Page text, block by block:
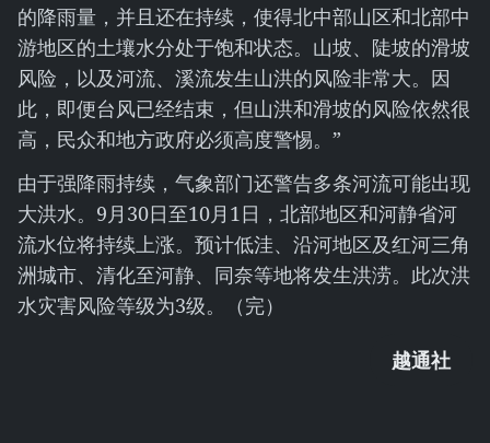
的降雨量，并且还在持续，使得北中部山区和北部中
游地区的土壤水分处于饱和状态。山坡、陡坡的滑坡
风险，以及河流、溪流发生山洪的风险非常大。因
此，即便台风已经结束，但山洪和滑坡的风险依然很
高，民众和地方政府必须高度警惕。”
由于强降雨持续，气象部门还警告多条河流可能出现
大洪水。9月30日至10月1日，北部地区和河静省河
流水位将持续上涨。预计低洼、沿河地区及红河三角
洲城市、清化至河静、同奈等地将发生洪涝。此次洪
水灾害风险等级为3级。（完）
越通社